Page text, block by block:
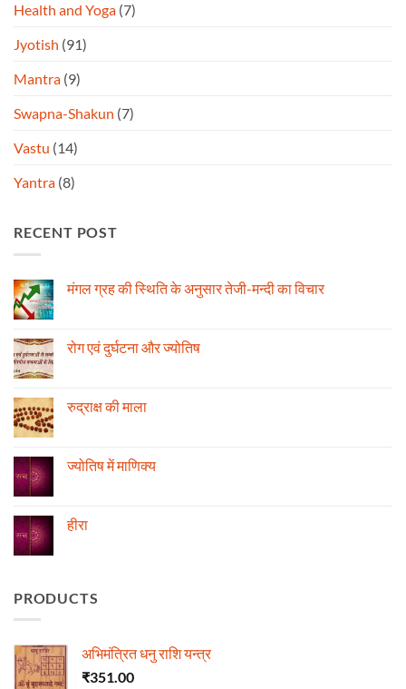
Health and Yoga (7)
Jyotish (91)
Mantra (9)
Swapna-Shakun (7)
Vastu (14)
Yantra (8)
RECENT POST
मंगल ग्रह की स्थिति के अनुसार तेजी-मन्दी का विचार
मंगल
ग्रह
अनुसार
तेजी-
रोग एवं दुर्घटना और ज्योतिष
रोग
एवं
रुद्राक्ष की माला
रुद्राक्ष
की
ज्योतिष में माणिक्य
ज्योतिष
मेंहीरा
PRODUCTS
अभिमंत्रित धनु राशि यन्त्र
₹351.00